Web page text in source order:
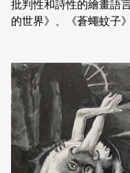
批判性和詩性的繪畫語
的世界》、《蒼蠅蚊子